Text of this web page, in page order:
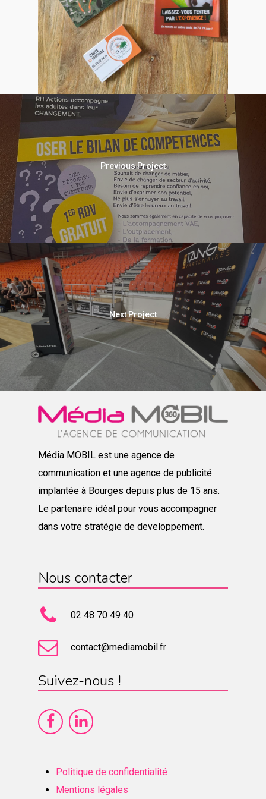
Previous Project
Next Project
Média MOBIL est une agence de
communication et une agence de publicité
implantée à Bourges depuis plus de 15 ans.
Le partenaire idéal pour vous accompagner
dans votre stratégie de developpement.
Nous contacter
02 48 70 49 40
contact@mediamobil.fr
Suivez-nous !
Politique de confidentialité
Mentions légales